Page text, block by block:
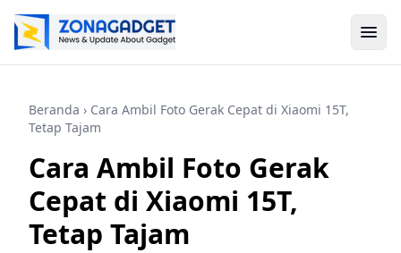
Beranda › Cara Ambil Foto Gerak Cepat di Xiaomi 15T,
Tetap Tajam
Cara Ambil Foto Gerak
Cepat di Xiaomi 15T,
Tetap Tajam